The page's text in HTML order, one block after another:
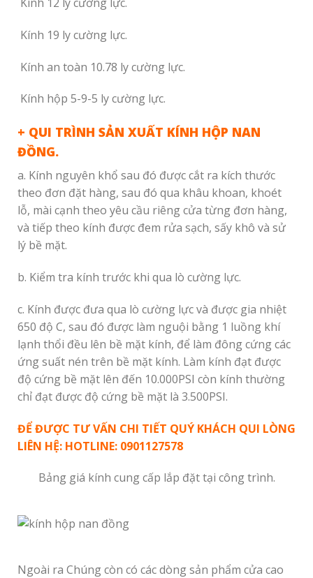
Kính 19 ly cường lực.
Kính an toàn 10.78 ly cường lực.
Kính hộp 5-9-5 ly cường lực.
+ QUI TRÌNH SẢN XUẤT KÍNH HỘP NAN
ĐỒNG.
a. Kính nguyên khổ sau đó được cắt ra kích thước
theo đơn đặt hàng, sau đó qua khâu khoan, khoét
lỗ, mài cạnh theo yêu cầu riêng cửa từng đơn hàng,
và tiếp theo kính được đem rửa sạch, sấy khô và sử
lý bề mặt.
b. Kiểm tra kính trước khi qua lò cường lực.
c. Kính được đưa qua lò cường lực và được gia nhiệt
650 độ C, sau đó được làm nguội bằng 1 luồng khí
lạnh thổi đều lên bề mặt kính, để làm đông cứng các
ứng suất nén trên bề mặt kính. Làm kính đạt được
độ cứng bề mặt lên đến 10.000PSI còn kính thường
chỉ đạt được độ cứng bề mặt là 3.500PSI.
ĐỂ ĐƯỢC TƯ VẤN CHI TIẾT QUÝ KHÁCH QUI LÒNG
LIÊN HỆ: HOTLINE: 0901127578
Bảng giá kính cung cấp lắp đặt tại công trình.
Ngoài ra Chúng còn có các dòng sản phẩm cửa cao